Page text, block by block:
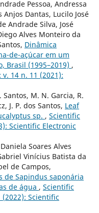
Pessoa, Andressa
Anjos Dantas, Lucilo José
Andrade Silva, José
Alves Monteiro da
Dinâmica
de-açúcar em um
Brasil (1995–2019) ,
14 n. 11 (2021):
Santos, M. N. Garcia, R.
J. P. dos Santos, Leaf
sp. , Scientific
Scientific Electronic
Soares Alves
Vinícius Batista da
de Campos,
de Sapindus saponária
de água , Scientific
Scientific